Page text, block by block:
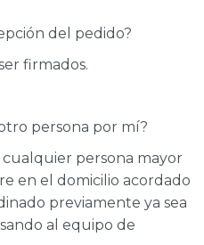
del pedido?
firmados.
persona por mí?
persona mayor
en el domicilio acordado
previamente ya sea
al equipo de